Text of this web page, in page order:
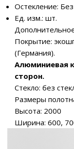
Остекление: Без
Ед. изм.: шт.
Покрытие:
(Германия).
Алюминиевая
сторон.
Стекло: без
Размеры
Высота: 2000
Ширина: 600,